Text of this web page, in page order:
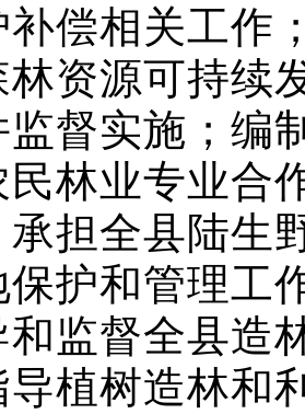
补偿相关工作
林资源可持续
监督实施；编
民林业专业合
承担全县陆生
保护和管理工
和监督全县造
导植树造林和